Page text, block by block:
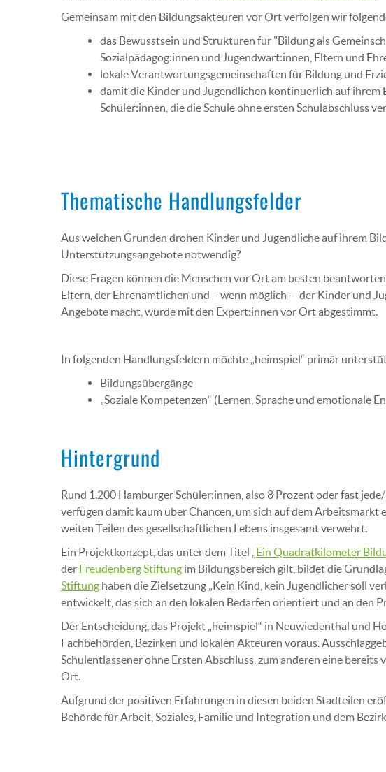
Gemeinsam mit den Bildungsakteuren vor Ort verfolgen wir
das Bewusstsein und Strukturen für "Bildung als
Sozialpädagog:innen und Jugendwart:innen, Eltern und
lokale Verantwortungsgemeinschaften für Bildung und
damit die Kinder und Jugendlichen kontinuerlich auf
Schüler:innen, die die Schule ohne ersten Schulabschluss
Thematische Handlungsfelder
Aus welchen Gründen drohen Kinder und Jugendliche auf ihrem
Unterstützungsangebote notwendig?
Diese Fragen können die Menschen vor Ort am besten
Eltern, der Ehrenamtlichen und – wenn möglich – der Kinder und
Angebote macht, wurde mit den Expert:innen vor Ort abgestimmt.
In folgenden Handlungsfeldern möchte „heimspiel“ primär
Bildungsübergänge
„Soziale Kompetenzen“ (Lernen, Sprache und emotionale
Hintergrund
Rund 1.200 Hamburger Schüler:innen, also 8 Prozent oder fast
verfügen damit kaum über Chancen, um sich auf dem
weiten Teilen des gesellschaftlichen Lebens insgesamt verwehrt.
Ein Projektkonzept, das unter dem Titel „Ein Quadratkilometer
der Freudenberg Stiftung im Bildungsbereich gilt, bildet die
Stiftung haben die Zielsetzung „Kein Kind, kein Jugendlicher soll
entwickelt, das sich an den lokalen Bedarfen orientiert und an den
Der Entscheidung, das Projekt „heimspiel“ in Neuwiedenthal und
Fachbehörden, Bezirken und lokalen Akteuren voraus.
Schulentlassener ohne Ersten Abschluss, zum anderen eine
Ort.
Aufgrund der positiven Erfahrungen in diesen beiden Stadteilen
Behörde für Arbeit, Soziales, Familie und Integration und dem